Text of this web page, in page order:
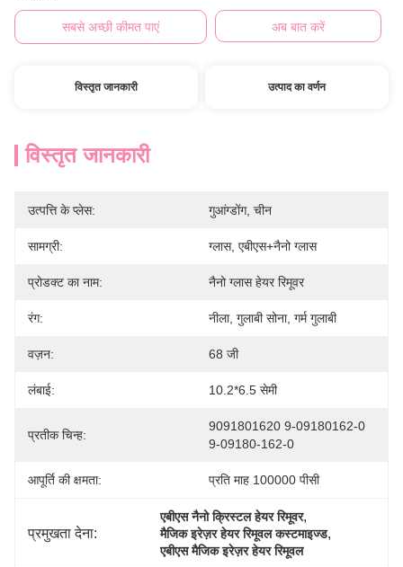
सबसे अच्छी कीमत पाएं अब बात करें
विस्तृत जानकारी उत्पाद का वर्णन
विस्तृत जानकारी
उत्पत्ति के प्लेस: गुआंग्डोंग, चीन
सामग्री: ग्लास, एबीएस+नैनो ग्लास
प्रोडक्ट का नाम: नैनो ग्लास हेयर रिमूवर
रंग: नीला, गुलाबी सोना, गर्म गुलाबी
वज़न: 68 जी
लंबाई: 10.2*6.5 सेमी
प्रतीक चिन्ह:
9091801620 9-09180162-0
9-09180-162-0
आपूर्ति की क्षमता: प्रति माह 100000 पीसी
प्रमुखता देना:
एबीएस नैनो क्रिस्टल हेयर रिमूवर,
मैजिक इरेज़र हेयर रिमूवल कस्टमाइज्ड,
एबीएस मैजिक इरेज़र हेयर रिमूवल